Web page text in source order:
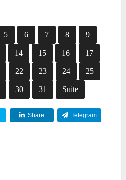
5 6 7 8 9
14 15 16 17
22 23 24 25
30 31 Suite
Share Telegram